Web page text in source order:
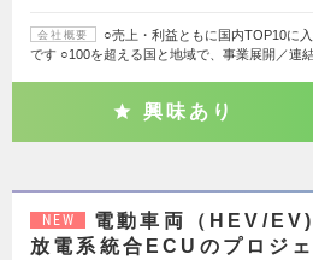
会社概要
○売上・利益ともに国内TOP10に
です ○100を超える国と地域で、事業展開／連
興味あり
NEW
電動車両（HEV/
放電系統合ECUのプロジ